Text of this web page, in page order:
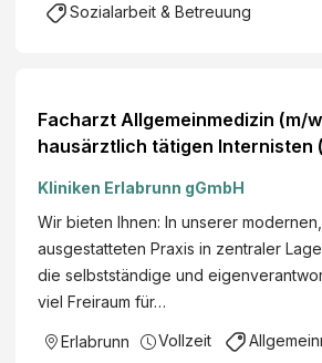
Sozialarbeit & Betreuung
Facharzt Allgemeinmedizin (m/
hausärztlich tätigen Internisten
Kliniken Erlabrunn gGmbH
Wir bieten Ihnen: In unserer
ausgestatteten Praxis in zentraler
die selbstständige und
viel Freiraum für…
Erlabrunn Vollzeit